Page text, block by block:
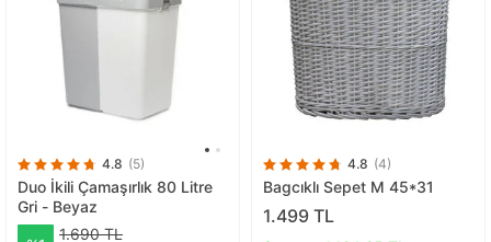
4.8 (5)
Duo İkili Çamaşırlık 80 Litre
Gri - Beyaz
1.690 TL
4.8 (4)
Bagcıklı Sepet M 45*31
1.499 TL